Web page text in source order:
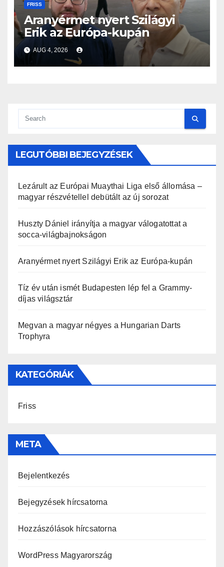
FRISS
Aranyérmet nyert Szilágyi
Erik az Európa-kupán
AUG 4, 2026
LEGUTÓBBI BEJEGYZÉSEK
Lezárult az Európai Muaythai Liga első állomása –
magyar részvétellel debütált az új sorozat
Huszty Dániel irányítja a magyar válogatottat a
socca-világbajnokságon
Aranyérmet nyert Szilágyi Erik az Európa-kupán
Tíz év után ismét Budapesten lép fel a Grammy-
díjas világsztár
Megvan a magyar négyes a Hungarian Darts
Trophyra
KATEGÓRIÁK
Friss
META
Bejelentkezés
Bejegyzések hírcsatorna
Hozzászólások hírcsatorna
WordPress Magyarország